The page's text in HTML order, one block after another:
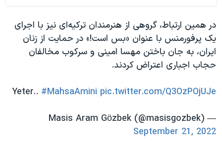
در همین ارتباط، گروهی از هنرمندان ترکیه‌ای نیز با اجرای
یک پرفورمنس با عنوان «بس است!» در حمایت از زنان
ایران، به جان باختن مهسا امینی و سرکوب مخالفان
حجاب اجباری اعتراض کردند.
Yeter.. #MahsaAmini pic.twitter.com/Q3OzPOjUJe
— Masis Aram Gözbek (@masisgozbek)
September 21, 2022